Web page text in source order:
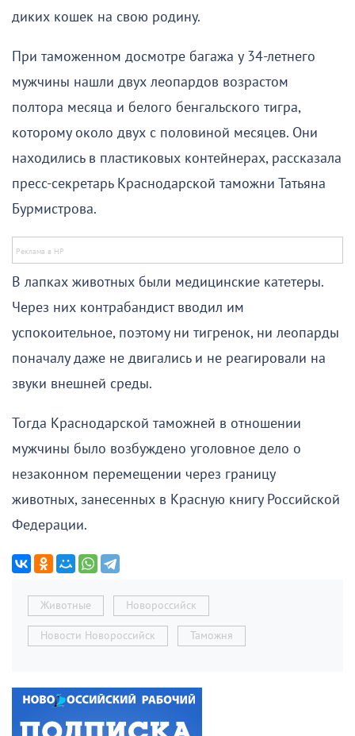
диких кошек на свою родину.
При таможенном досмотре багажа у 34-летнего
мужчины нашли двух леопардов возрастом
полтора месяца и белого бенгальского тигра,
которому около двух с половиной месяцев. Они
находились в пластиковых контейнерах, рассказала
пресс-секретарь Краснодарской таможни Татьяна
Бурмистрова.
В лапках животных были медицинские катетеры.
Через них контрабандист вводил им
успокоительное, поэтому ни тигренок, ни леопарды
поначалу даже не двигались и не реагировали на
звуки внешней среды.
Тогда Краснодарской таможней в отношении
мужчины было возбуждено уголовное дело о
незаконном перемещении через границу
животных, занесенных в Красную книгу Российской
Федерации.
Животные Новороссийск
Новости Новороссийск Таможня